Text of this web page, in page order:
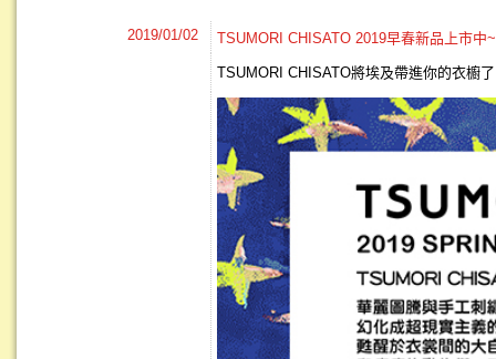
2019/01/02 TSUMORI CHISATO 2019早春新品上市
TSUMORI CHISATO將埃及帶進你的衣櫥